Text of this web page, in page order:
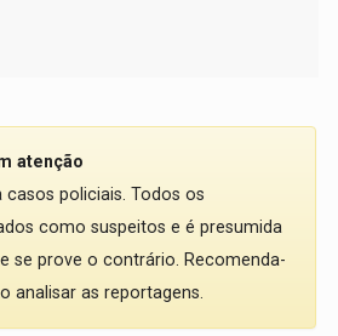
atenção
casos policiais. Todos os
como suspeitos e é presumida
se prove o contrário. Recomenda-
analisar as reportagens.